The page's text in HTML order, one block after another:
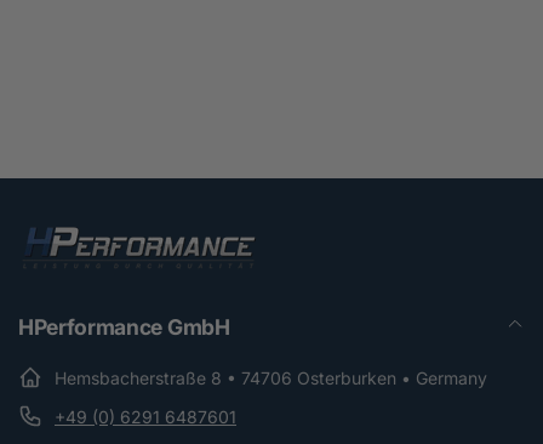
HPerformance GmbH
Hemsbacherstraße 8 • 74706 Osterburken • Germany
+49 (0) 6291 6487601